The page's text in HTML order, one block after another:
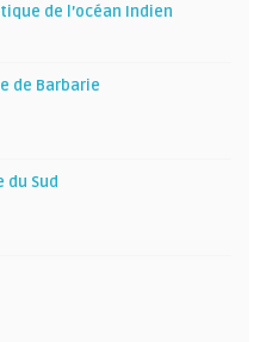
de l’océan Indien
de Barbarie
du Sud